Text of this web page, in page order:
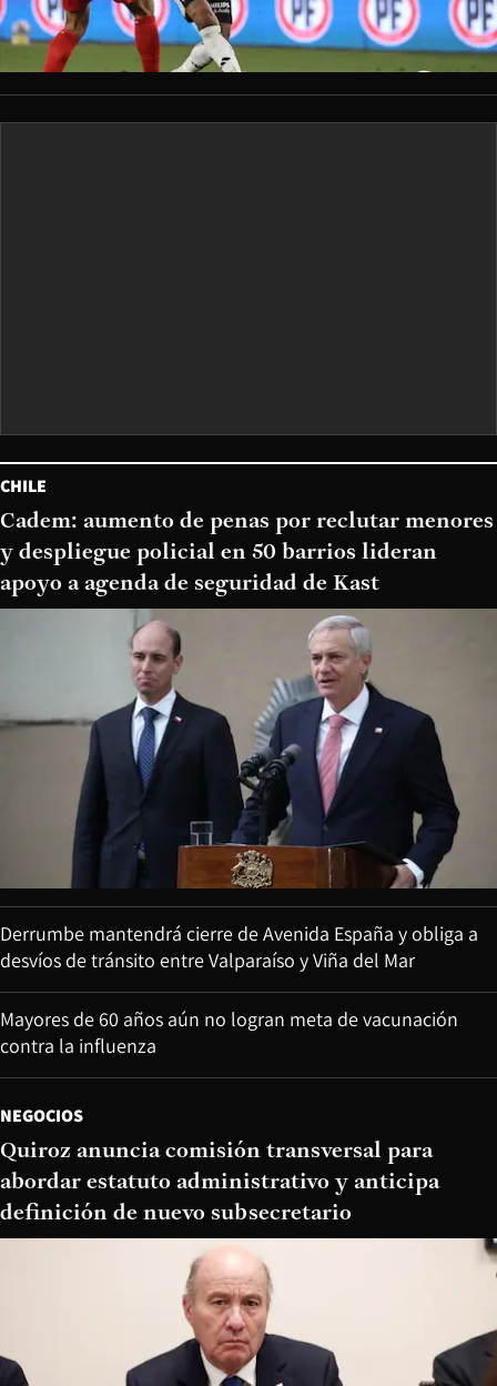
CHILE
Cadem: aumento de penas por reclutar menores
y despliegue policial en 50 barrios lideran
apoyo a agenda de seguridad de Kast
Derrumbe mantendrá cierre de Avenida España y obliga a
desvíos de tránsito entre Valparaíso y Viña del Mar
Mayores de 60 años aún no logran meta de vacunación
contra la influenza
NEGOCIOS
Quiroz anuncia comisión transversal para
abordar estatuto administrativo y anticipa
definición de nuevo subsecretario